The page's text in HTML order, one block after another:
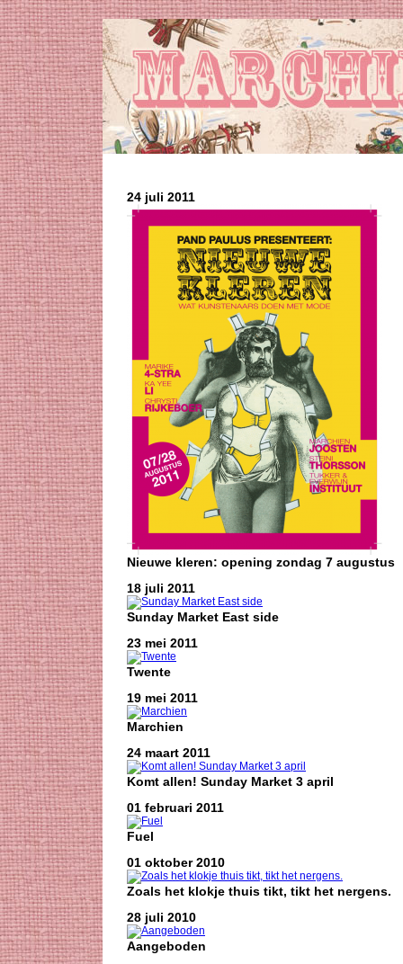
24 juli 2011
Nieuwe kleren: opening zondag 7 augustus
18 juli 2011
Sunday Market East side
23 mei 2011
Twente
19 mei 2011
Marchien
24 maart 2011
Komt allen! Sunday Market 3 april
01 februari 2011
Fuel
01 oktober 2010
Zoals het klokje thuis tikt, tikt het nergens.
28 juli 2010
Aangeboden